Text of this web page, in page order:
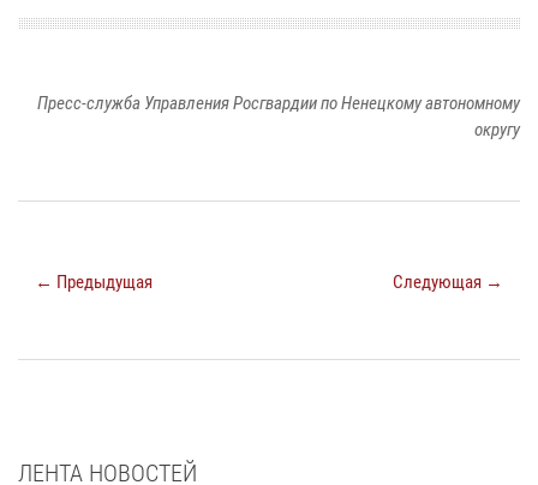
Пресс-служба Управления Росгвардии по Ненецкому автономному
округу
← Предыдущая Следующая →
ЛЕНТА НОВОСТЕЙ